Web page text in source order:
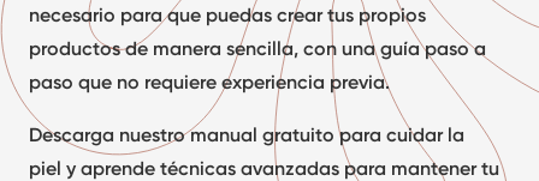
necesario para que puedas crear tus propios
productos de manera sencilla, con una guía paso a
paso que no requiere experiencia previa.
Descarga nuestromanual gratuito para cuidar la
piel y aprende técnicas avanzadas para mantener tu